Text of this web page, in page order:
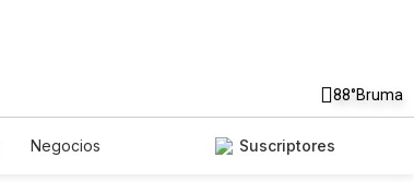
88°Bruma
Negocios
Suscriptores